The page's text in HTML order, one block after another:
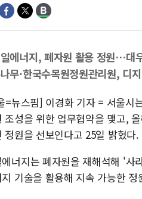
에너지, 폐자원 활용 정원…대
무·한국수목원정원관리원, 디
=뉴스핌] 이경화 기자 = 서울시
조성을 위한 업무협약을 맺고,
정원을 선보인다고 25일 밝혔다.
너지는 폐자원을 재해석해 '사
기술을 활용해 지속 가능한